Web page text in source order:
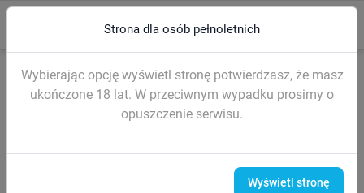
search
Strona główna LIQUIDY (sól nikotynowa) Liquidy SIGMA Salt 10ml
Liquidy SIGMA Salt 10ml
Strona dla osób pełnoletnich
Wybierając opcję wyświetl stronę potwierdzasz, że masz
ukończone 18 lat. W przeciwnym wypadku prosimy o
opuszczenie serwisu.
Wyświetl stronę